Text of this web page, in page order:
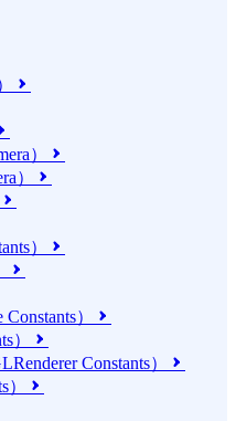

） 
） 

）


） 
） 
Constants） 
